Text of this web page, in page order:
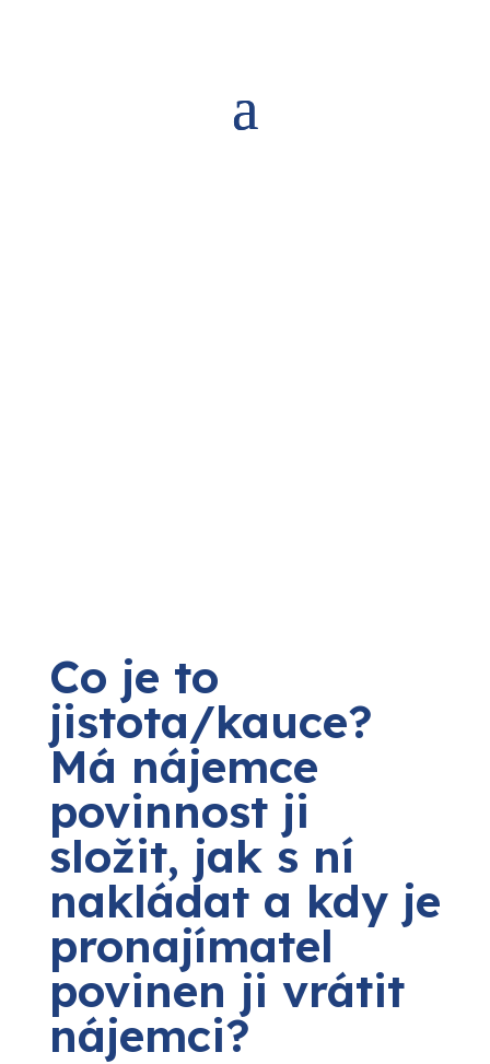
Co je to
jistota/kauce?
Má nájemce
povinnost ji
složit, jak s ní
nakládat a kdy je
pronajímatel
povinen ji vrátit
nájemci?